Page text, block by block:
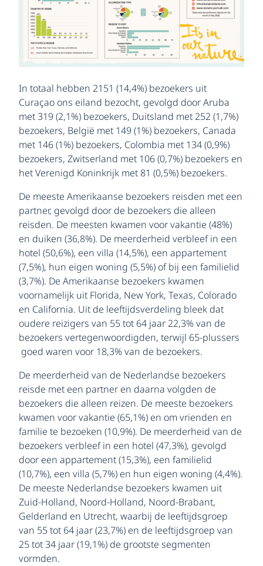
In totaal hebben 2151 (14,4%) bezoekers uit
Curaçao ons eiland bezocht, gevolgd door Aruba
met 319 (2,1%) bezoekers, Duitsland met 252 (1,7%)
bezoekers, België met 149 (1%) bezoekers, Canada
met 146 (1%) bezoekers, Colombia met 134 (0,9%)
bezoekers, Zwitserland met 106 (0,7%) bezoekers en
het Verenigd Koninkrijk met 81 (0,5%) bezoekers.
De meeste Amerikaanse bezoekers reisden met een
partner, gevolgd door de bezoekers die alleen
reisden. De meesten kwamen voor vakantie (48%)
en duiken (36,8%). De meerderheid verbleef in een
hotel (50,6%), een villa (14,5%), een appartement
(7,5%), hun eigen woning (5,5%) of bij een familielid
(3,7%). De Amerikaanse bezoekers kwamen
voornamelijk uit Florida, New York, Texas, Colorado
en California. Uit de leeftijdsverdeling bleek dat
oudere reizigers van 55 tot 64 jaar 22,3% van de
bezoekers vertegenwoordigden, terwijl 65-plussers
goed waren voor 18,3% van de bezoekers.
De meerderheid van de Nederlandse bezoekers
reisde met een partner en daarna volgden de
bezoekers die alleen reizen. De meeste bezoekers
kwamen voor vakantie (65,1%) en om vrienden en
familie te bezoeken (10,9%). De meerderheid van de
bezoekers verbleef in een hotel (47,3%), gevolgd
door een appartement (15,3%), een familielid
(10,7%), een villa (5,7%) en hun eigen woning (4,4%).
De meeste Nederlandse bezoekers kwamen uit
Zuid-Holland, Noord-Holland, Noord-Brabant,
Gelderland en Utrecht, waarbij de leeftijdsgroep
van 55 tot 64 jaar (23,7%) en de leeftijdsgroep van
25 tot 34 jaar (19,1%) de grootste segmenten
vormden.